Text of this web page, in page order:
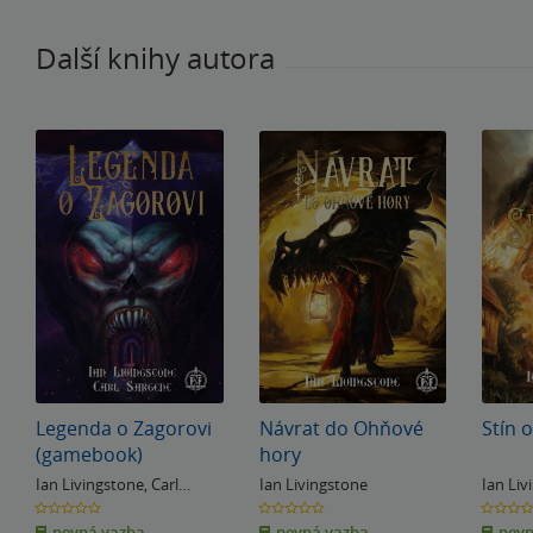
Další knihy autora
Legenda o Zagorovi
(gamebook)
Ian Livingstone, Carl
Sargent
0.0
z
Návrat do Ohňové
hory
Ian Livingstone
0.0
z
Stín
Ian
0.0
z